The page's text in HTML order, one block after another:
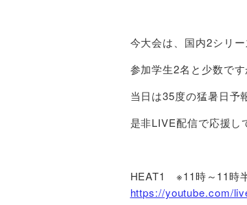
今大会は、国内2シリ
参加学生2名と少数で
当日は35度の猛暑日予
是非LIVE配信で応援し
HEAT1 ※11時～11時
https://youtube.com/